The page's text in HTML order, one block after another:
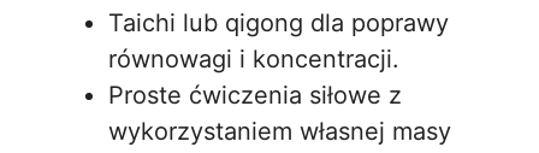
Taichi lub qigong dla poprawy
równowagi i koncentracji.
Proste ćwiczenia siłowe z
wykorzystaniem własnej masy